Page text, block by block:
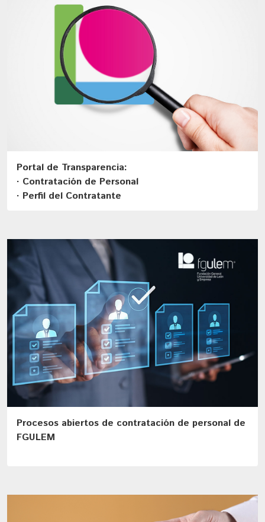
Portal de Transparencia:
· Contratación de Personal
· Perfil del Contratante
Procesos abiertos de contratación de personal de
FGULEM